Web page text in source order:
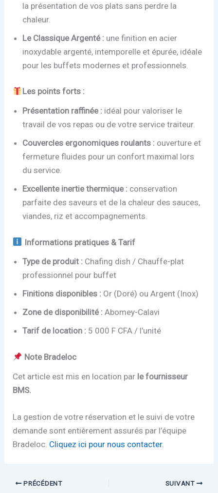
la présentation de vos plats sans perdre la
chaleur.
Le Classique Argenté : une finition en acier
inoxydable argenté, intemporelle et épurée, idéale
pour les buffets modernes et professionnels.
Les points forts :
Présentation raffinée : idéal pour valoriser le
travail de vos repas ou de votre service traiteur.
Couvercles ergonomiques roulants : ouverture et
fermeture fluides pour un confort maximal lors
du service.
Excellente inertie thermique : conservation
parfaite des saveurs et de la chaleur des sauces,
viandes, riz et accompagnements.
Informations pratiques & Tarif
Type de produit : Chafing dish / Chauffe-plat
professionnel pour buffet
Finitions disponibles : Or (Doré) ou Argent (Inox)
Zone de disponibilité : Abomey-Calavi
Tarif de location : 5 000 F CFA / l’unité
Note Bradeloc
Cet article est mis en location par le fournisseur
BMS.
La gestion de votre réservation et le suivi de votre
demande sont entièrement assurés par l’équipe
Bradeloc. Cliquez ici pour nous contacter.
PRÉCÉDENT SUIVANT